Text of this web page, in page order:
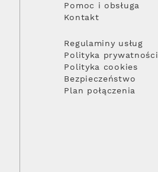
Pomoc i obsługa
Kontakt
Regulaminy usług
Polityka prywatności
Polityka cookies
Bezpieczeństwo
Plan połączenia